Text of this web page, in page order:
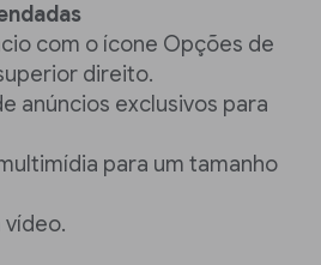
com o ícone Opções de
direito.
anúncios exclusivos para
para um tamanho
vídeo.